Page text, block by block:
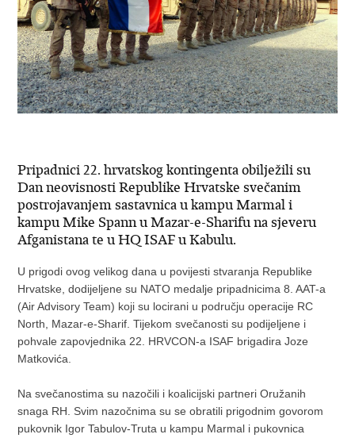
Pripadnici 22. hrvatskog kontingenta obilježili su
Dan neovisnosti Republike Hrvatske svečanim
postrojavanjem sastavnica u kampu Marmal i
kampu Mike Spann u Mazar-e-Sharifu na sjeveru
Afganistana te u HQ ISAF u Kabulu.
U prigodi ovog velikog dana u povijesti stvaranja Republike
Hrvatske, dodijeljene su NATO medalje pripadnicima 8. AAT-a
(Air Advisory Team) koji su locirani u području operacije RC
North, Mazar-e-Sharif. Tijekom svečanosti su podijeljene i
pohvale zapovjednika 22. HRVCON-a ISAF brigadira Joze
Matkovića.
Na svečanostima su nazočili i koalicijski partneri Oružanih
snaga RH. Svim nazočnima su se obratili prigodnim govorom
pukovnik Igor Tabulov-Truta u kampu Marmal i pukovnica